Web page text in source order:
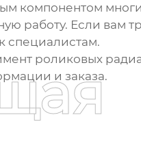
компонентом
работу. Если вам
специалистам.
роликовых
и заказа.